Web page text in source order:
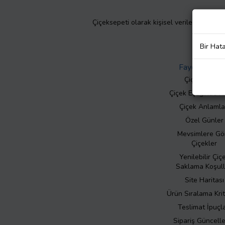
Çiçeksepeti olarak kişisel verilerinizin
Faydalı Bilgiler
Çiçek Bakımı
Çiçek Eşliğinde
Çiçek
Özel Günler
Mevsimlere
Çiçekler
Yenilebilir
Saklama
Site Haritası
Ürün Sıralama
Teslimat
Sipariş
Bir